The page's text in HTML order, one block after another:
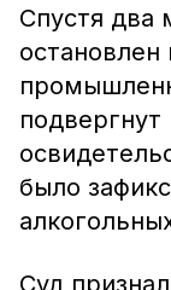
Спустя два
было
Суд